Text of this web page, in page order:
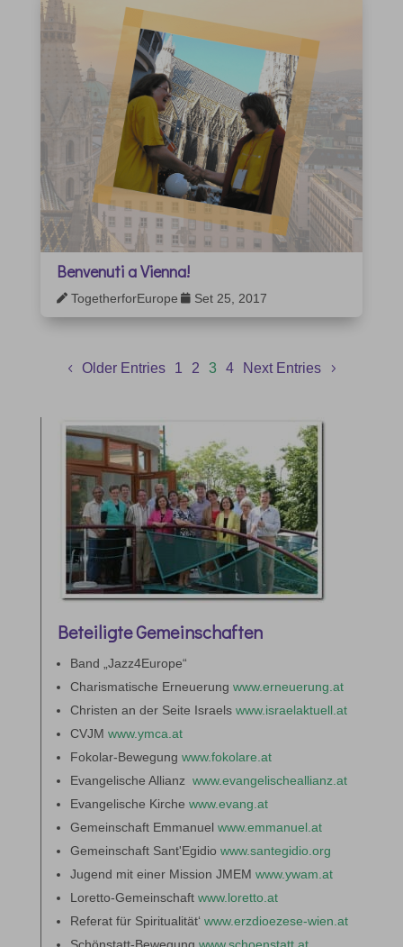
Benvenuti a Vienna!
 TogetherforEurope  Set 25, 2017
Older Entries 1 2 3 4 Next Entries
Beteiligte Gemeinschaften
Band „Jazz4Europe“
Charismatische Erneuerung www.erneuerung.at
Christen an der Seite Israels www.israelaktuell.at
CVJM www.ymca.at
Fokolar-Bewegung www.fokolare.at
Evangelische Allianz www.evangelischeallianz.at
Evangelische Kirche www.evang.at
Gemeinschaft Emmanuel www.emmanuel.at
Gemeinschaft Sant'Egidio www.santegidio.org
Jugend mit einer Mission JMEM www.ywam.at
Loretto-Gemeinschaft www.loretto.at
Referat für Spiritualität‘ www.erzdioezese-wien.at
Schönstatt-Bewegung www.schoenstatt.at